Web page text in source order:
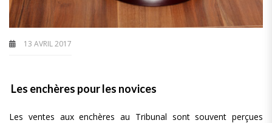
13 AVRIL 2017
Les enchères pour les novices
Les ventes aux enchères au Tribunal sont souvent perçues